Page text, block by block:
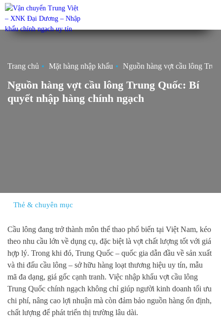
Trang chủ Mặt hàng nhập khẩu Nguồn hàng vợt cầu lông
Nguồn hàng vợt cầu lông Trung Quốc: Bí
quyết nhập hàng chính ngạch
Thẻ & chuyên mục
Cầu lông đang trở thành môn thể thao phổ biến tại Việt Nam, kéo
theo nhu cầu lớn về dụng cụ, đặc biệt là vợt chất lượng tốt với giá
hợp lý. Trong khi đó, Trung Quốc – quốc gia dẫn đầu về sản xuất
và thi đấu cầu lông – sở hữu hàng loạt thương hiệu uy tín, mẫu
mã đa dạng, giá gốc cạnh tranh. Việc nhập khẩu vợt cầu lông
Trung Quốc chính ngạch không chỉ giúp người kinh doanh tối ưu
chi phí, nâng cao lợi nhuận mà còn đảm bảo nguồn hàng ổn định,
chất lượng để phát triển thị trường lâu dài.